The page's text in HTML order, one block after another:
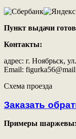
Пункт выдачи
Контакты:
адрес: г. Ноябрьск,
Email:
Схема проезда
Заказать
Примеры